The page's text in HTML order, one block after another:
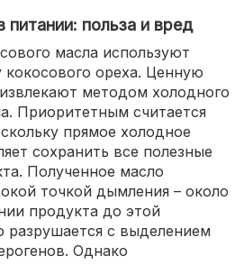
питании: польза и вред
масла используют
кокосового ореха. Ценную
методом холодного
Приоритетным считается
прямое холодное
сохранить все полезные
Полученное масло
точкой дымления – около
продукта до этой
разрушается с выделением
Однако